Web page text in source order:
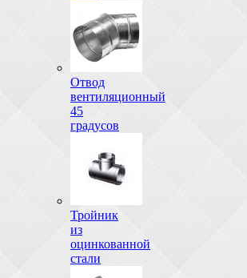
Отвод
вентиляционный
45
градусов
Тройник
из
оцинкованной
стали